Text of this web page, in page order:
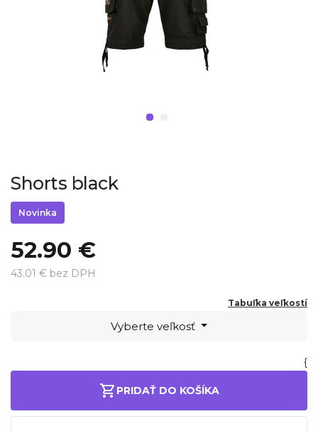
Shorts black
Novinka
52.90 €
43.01 € bez DPH
Tabuľka veľkostí
Vyberte veľkosť
{
PRIDAŤ DO KOŠÍKA